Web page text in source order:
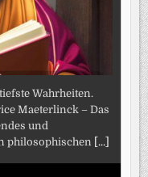
Wahrheiten.
Maeterlinck – Das
und
philosophischen
[...]